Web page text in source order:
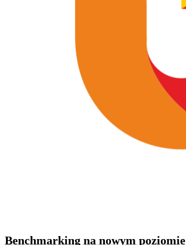
Benchmarking na nowym poziomie